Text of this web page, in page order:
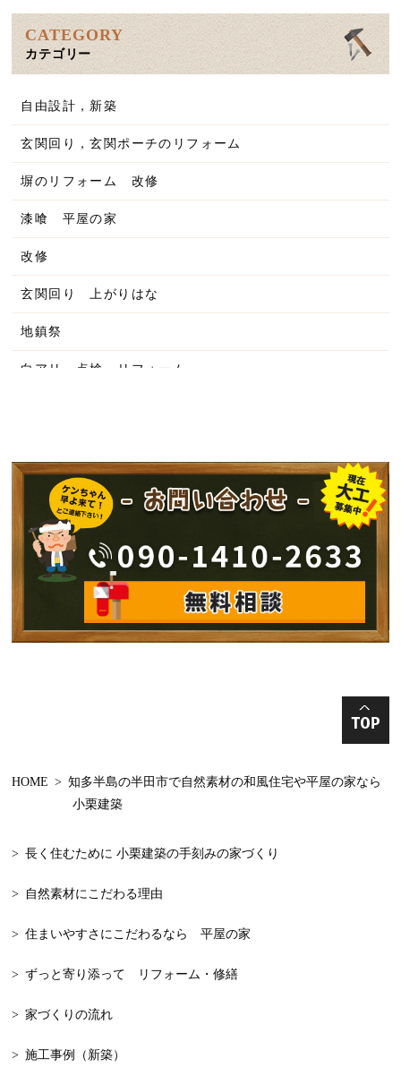
2025年11月
2025年10月
2025年9月
2025年8月
2025年7月
2025年6月
2025年5月
2025年4月
2025年3月
2025年2月
2024年11月
2024年10月
2024年9月
2024年7月
2024年3月
2024年1月
2023年12月
2023年11月
2023年10月
2023年9月
CATEGORY
カテゴリー
自由設計，新築
玄関回り，玄関ポーチのリフォーム
塀のリフォーム 改修
漆喰 平屋の家
改修
玄関回り 上がりはな
地鎮祭
白アリ 点検 リフォーム
工務店
手加工手刻み
古民家再生
リノベーション
増改築
収納棚
減築
木の家
和モダン
一戸建て
新築
漆喰
HOME
知多半島の半田市で自然素材の和風住宅や平屋の家なら
小栗建築
長く住むために 小栗建築の手刻みの家づくり
自然素材にこだわる理由
住まいやすさにこだわるなら 平屋の家
ずっと寄り添って リフォーム・修繕
家づくりの流れ
施工事例（新築）